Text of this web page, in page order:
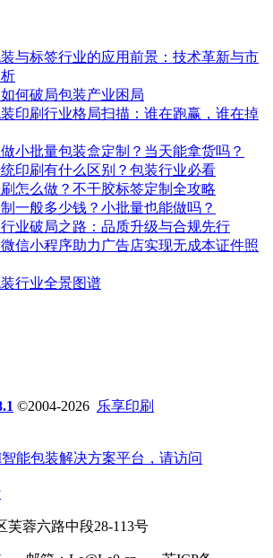
与标签行业的应用前景：技术革新与市
何破局包装产业困局
印刷行业格局扫描：谁在跑赢，谁在掉
小批量包装盒定制？当天能拿货吗？
印刷有什么区别？包装行业必看
怎么做？不干胶标签定制全攻略
一般多少钱？小批量也能做吗？
业破局之路：品质升级与合规先行
信小程序助力广告店实现无成本证件照
行业全景图谱
©2004-2026 乐享印刷
能包装解决方案平台‌，请访问
芙蓉六路中段28-113号